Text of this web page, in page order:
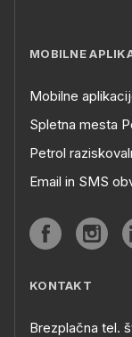
MOBILNE
Mobilne
Spletna mesta
Petrol
Email in SMS
KONTAKT
Brezplačna tel.